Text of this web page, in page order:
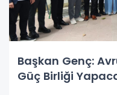
Başkan Genç:
Güç Birliği